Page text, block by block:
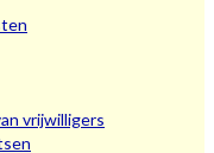
vrijwilligers